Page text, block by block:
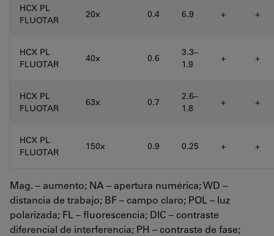
HCX PL
FLUOTAR
20x 0.4 6.9 + +
HCX PL
FLUOTAR
40x 0.6
3.3–
1.9
+ +
HCX PL
FLUOTAR
63x 0.7
2.6–
1.8
+ +
HCX PL
FLUOTAR
150x 0.9 0.25 + +
Mag. – aumento; NA – apertura numérica; WD –
distancia de trabajo; BF – campo claro; POL – luz
polarizada; FL – fluorescencia; DIC – contraste
diferencial de interferencia; PH – contraste de fase;